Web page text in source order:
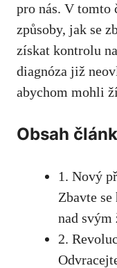
pro nás. V tomto
způsoby, jak se⁢
získat kontrolu
⁤diagnóza již
abychom mohli
Obsah
1.⁣ Nový
Zbavte‌
nad‍ svým
2.